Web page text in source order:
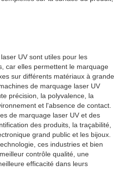
UV sont utiles pour les
car elles permettent le marquage
sur différents matériaux à grande
de marquage laser UV
précision, la polyvalence, la
et l'absence de contact.
de marquage laser UV et des
des produits, la traçabilité,
grand public et les bijoux.
ces industries et bien
contrôle qualité, une
efficacité dans leurs